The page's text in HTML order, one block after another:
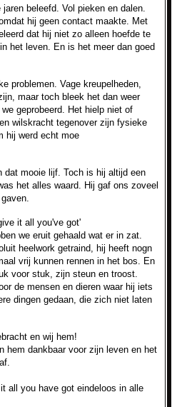
beleefd. Vol pieken en dalen.
hij geen contact maakte. Met
dat hij niet zo alleen hoefde te
het leven. En is het meer dan goed
problemen. Vage kreupelheden,
maar toch bleek het dan weer
geprobeerd. Het hielp niet of
wilskracht tegenover zijn fysieke
hij werd echt moe
dat mooie lijf. Toch is hij altijd een
het alles waard. Hij gaf ons zoveel
it all you've got'
we eruit gehaald wat er in zat.
heelwork getraind, hij heeft nogn
vrij kunnen rennen in het bos. En
voor stuk, zijn steun en troost.
de mensen en dieren waar hij iets
dingen gedaan, die zich niet laten
en wij hem!
hem dankbaar voor zijn leven en het
all you have got eindeloos in alle